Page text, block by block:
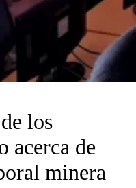
los
acerca de
minera